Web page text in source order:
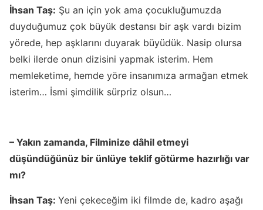
İhsan Taş: Şu an için yok ama çocukluğumuzda
duyduğumuz çok büyük destansı bir aşk vardı bizim
yörede, hep aşklarını duyarak büyüdük. Nasip olursa
belki ilerde onun dizisini yapmak isterim. Hem
memleketime, hemde yöre insanımıza armağan etmek
isterim… İsmi şimdilik sürpriz olsun…
– Yakın zamanda, Filminize dâhil etmeyi
düşündüğünüz bir ünlüye teklif götürme hazırlığı var
mı?
İhsan Taş: Yeni çekeceğim iki filmde de, kadro aşağı